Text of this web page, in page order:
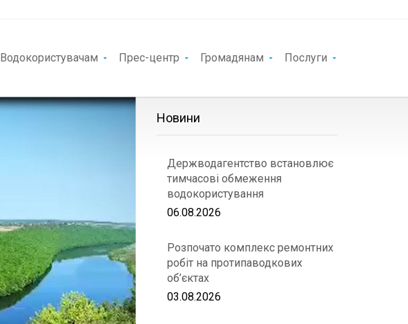
Водокористувачам Прес-центр Громадянам Послуги
Новини
Держводагентство встановлює
тимчасові обмеження
водокористування
06.08.2026
Розпочато комплекс ремонтних
робіт на протипаводкових
об’єктах
03.08.2026